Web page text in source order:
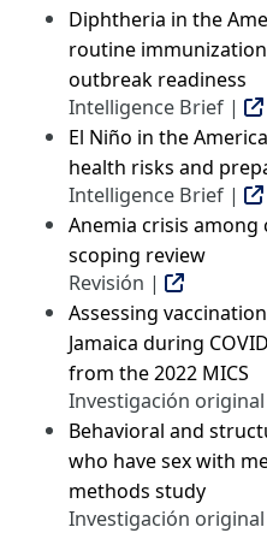
Diphtheria in the
routine
outbreak readiness
Intelligence Brief |
El Niño in the
health risks and
Intelligence Brief |
Anemia crisis among
scoping review
Revisión |
Assessing
Jamaica during
from the 2022 MICS
Investigación
Behavioral and
who have sex with
methods study
Investigación